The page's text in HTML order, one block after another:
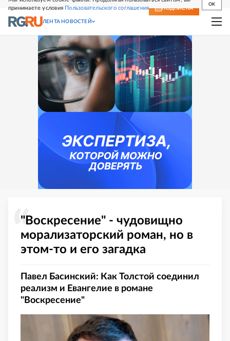
принимаете условия Пользовательского соглашения
OK
СВЕЖИЙ НОМЕР ПОДПИСКА
ЛЕНТА НОВОСТЕЙ
"Воскресение" - чудовищно
морализаторский роман, но в
этом-то и его загадка
Павел Басинский: Как Толстой соединил
реализм и Евангелие в романе
"Воскресение"